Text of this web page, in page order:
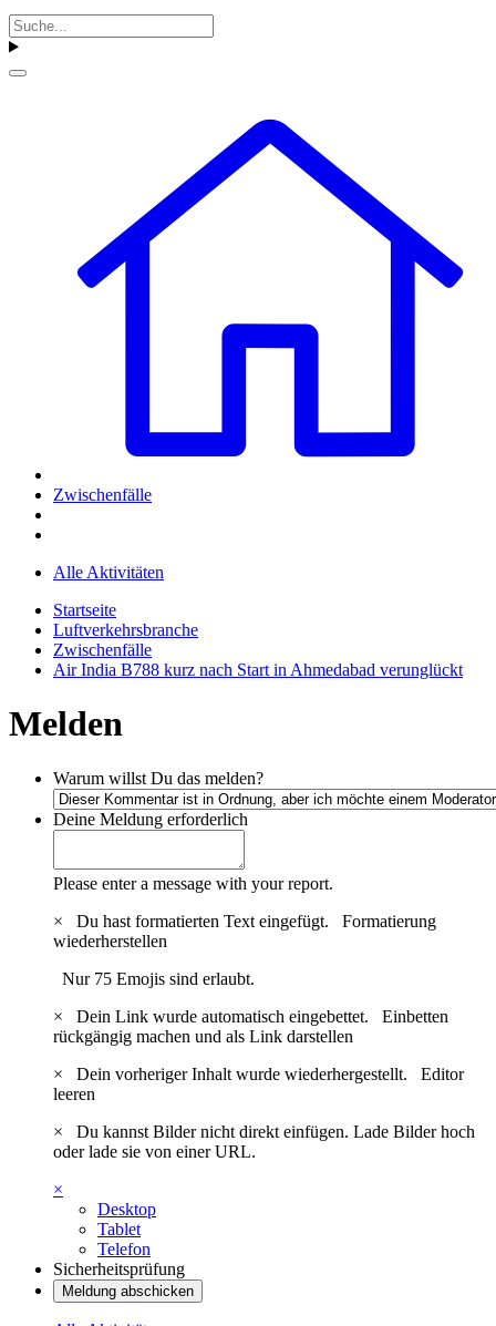
Zwischenfälle
Alle Aktivitäten
Startseite
Luftverkehrsbranche
Zwischenfälle
Air India B788 kurz nach Start in Ahmedabad verunglückt
Melden
Warum willst Du das melden?
Deine Meldung erforderlich
Please enter a message with your report.
×
Du hast formatierten Text eingefügt. Formatierung
wiederherstellen
Nur 75 Emojis sind erlaubt.
×
Dein Link wurde automatisch eingebettet. Einbetten
rückgängig machen und als Link darstellen
×
Dein vorheriger Inhalt wurde wiederhergestellt. Editor
leeren
×
Du kannst Bilder nicht direkt einfügen. Lade Bilder hoch
oder lade sie von einer URL.
×
Desktop
Tablet
Telefon
Sicherheitsprüfung
Meldung abschicken